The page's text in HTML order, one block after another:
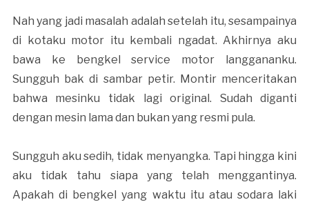
Nah yang jadi masalah adalah setelah itu, sesampainya
di kotaku motor itu kembali ngadat. Akhirnya aku
bawa ke bengkel service motor langgananku.
Sungguh bak di sambar petir. Montir menceritakan
bahwa mesinku tidak lagi original. Sudah diganti
dengan mesin lama dan bukan yang resmi pula.
Sungguh aku sedih, tidak menyangka. Tapi hingga kini
aku tidak tahu siapa yang telah menggantinya.
Apakah di bengkel yang waktu itu atau sodara laki